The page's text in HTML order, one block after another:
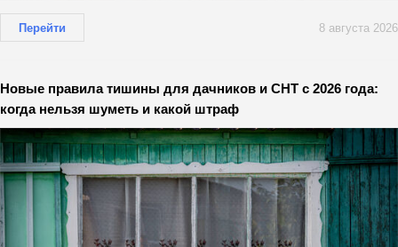
Перейти 8 августа 2026
Новые правила тишины для дачников и СНТ с 2026 года:
когда нельзя шуметь и какой штраф